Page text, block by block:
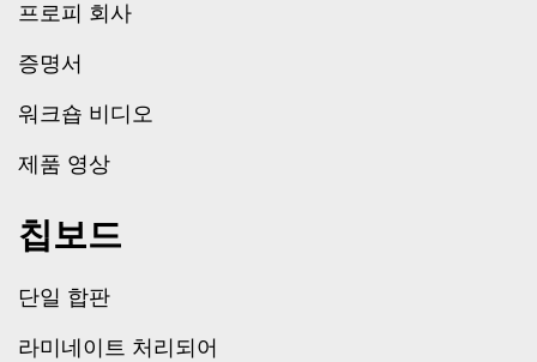
프로피 회사
증명서
워크숍 비디오
제품 영상
칩보드
단일 합판
라미네이트 처리되어